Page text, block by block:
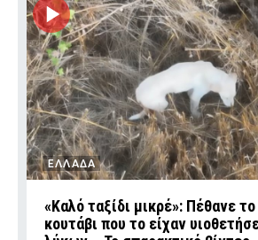
ΕΛΛΑΔΑ
«Καλό ταξίδι μικρέ»: Πέθανε
κουτάβι που το είχαν